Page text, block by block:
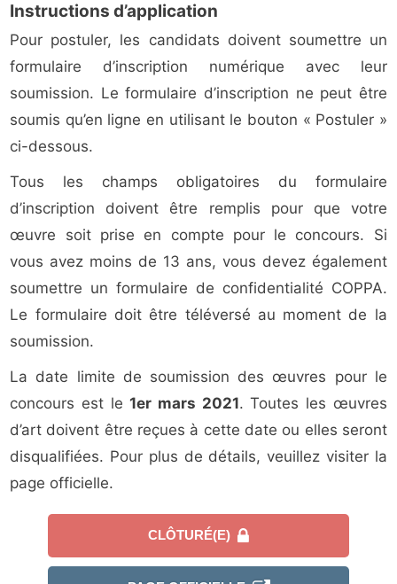
Instructions d’application
Pour postuler, les candidats doivent soumettre un
formulaire d’inscription numérique avec leur
soumission. Le formulaire d’inscription ne peut être
soumis qu’en ligne en utilisant le bouton « Postuler »
ci-dessous.
Tous les champs obligatoires du formulaire
d’inscription doivent être remplis pour que votre
œuvre soit prise en compte pour le concours. Si
vous avez moins de 13 ans, vous devez également
soumettre un formulaire de confidentialité COPPA.
Le formulaire doit être téléversé au moment de la
soumission.
La date limite de soumission des œuvres pour le
concours est le1er mars 2021. Toutes les œuvres
d’art doivent être reçues à cette date ou elles seront
disqualifiées. Pour plus de détails, veuillez visiter la
page officielle.
CLÔTURÉ(E)